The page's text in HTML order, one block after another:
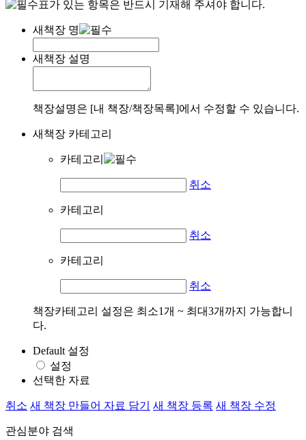
표가 있는 항목은 반드시 기재해 주셔야 합니다.
새책장 명
새책장 설명
책장설명은 [내 책장/책장목록]에서 수정할 수 있습니다.
새책장 카테고리
카테고리
취소
카테고리
취소
카테고리
취소
책장카테고리 설정은 최소1개 ~ 최대3개까지 가능합니
다.
Default 설정
설정
선택한 자료
취소 새 책장 만들어 자료 담기 새 책장 등록 새 책장 수정
관심분야 검색